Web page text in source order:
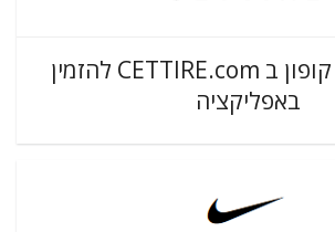
קח 5% קוד קופון ב CETTIRE.com להזמין
באפליקציה